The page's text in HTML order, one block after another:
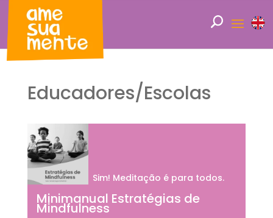
Educadores/Escolas
Minimanual Estratégias de
Mindfulness
Sim! Meditação é para todos.